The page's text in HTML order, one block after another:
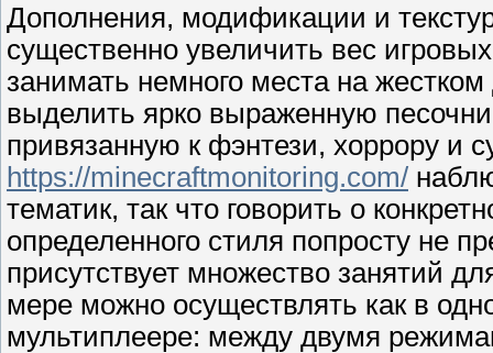
Дополнения, модификации и
существенно увеличить вес
занимать немного места на
выделить ярко выраженную
привязанную к фэнтези, хоррору и
https://minecraftmonitoring.com/
тематик, так что говорить о
определенного стиля попросту не
присутствует множество занятий
мере можно осуществлять как в
мультиплеере: между двумя